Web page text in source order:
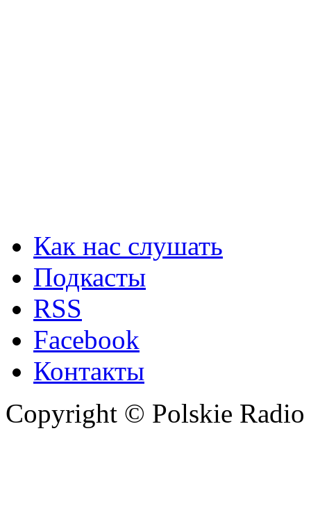
Как нас слушать
Подкасты
RSS
Facebook
Контакты
Copyright © Polskie